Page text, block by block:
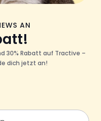
AN
30% Rabatt auf Tractive –
dich jetzt an!